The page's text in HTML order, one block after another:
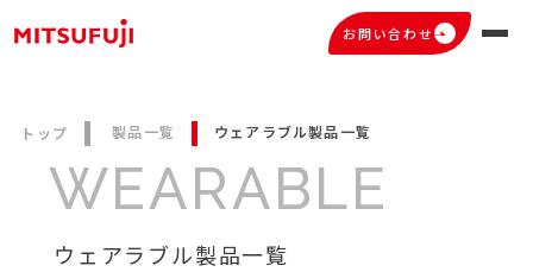
お問い合わせ
トップ 製品一覧 ウェアラブル製品一覧
WEARABLE
ウェアラブル製品一覧